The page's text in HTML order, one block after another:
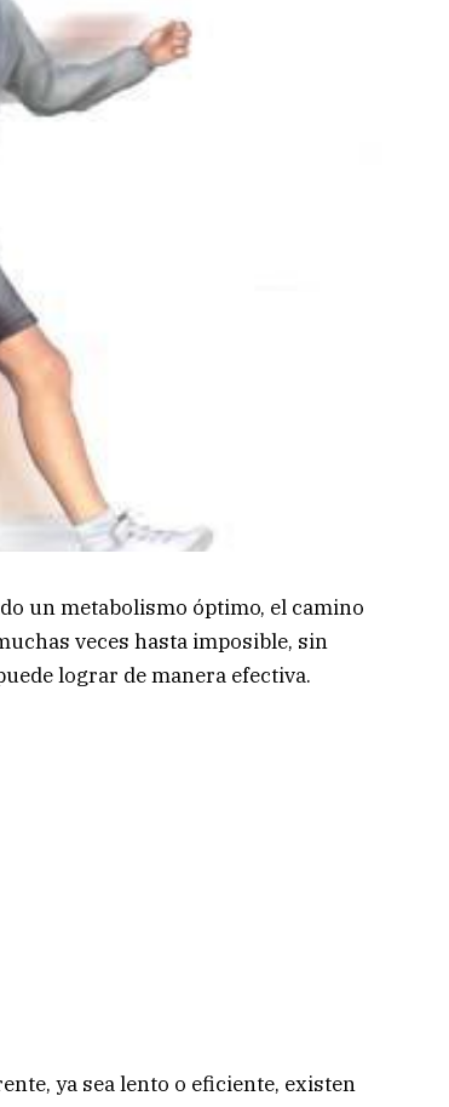
un metabolismo óptimo, el camino
veces hasta imposible, sin
lograr de manera efectiva.
ya sea lento o eficiente, existen